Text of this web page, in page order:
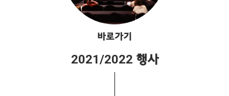
바로가기
2021/2022 행사